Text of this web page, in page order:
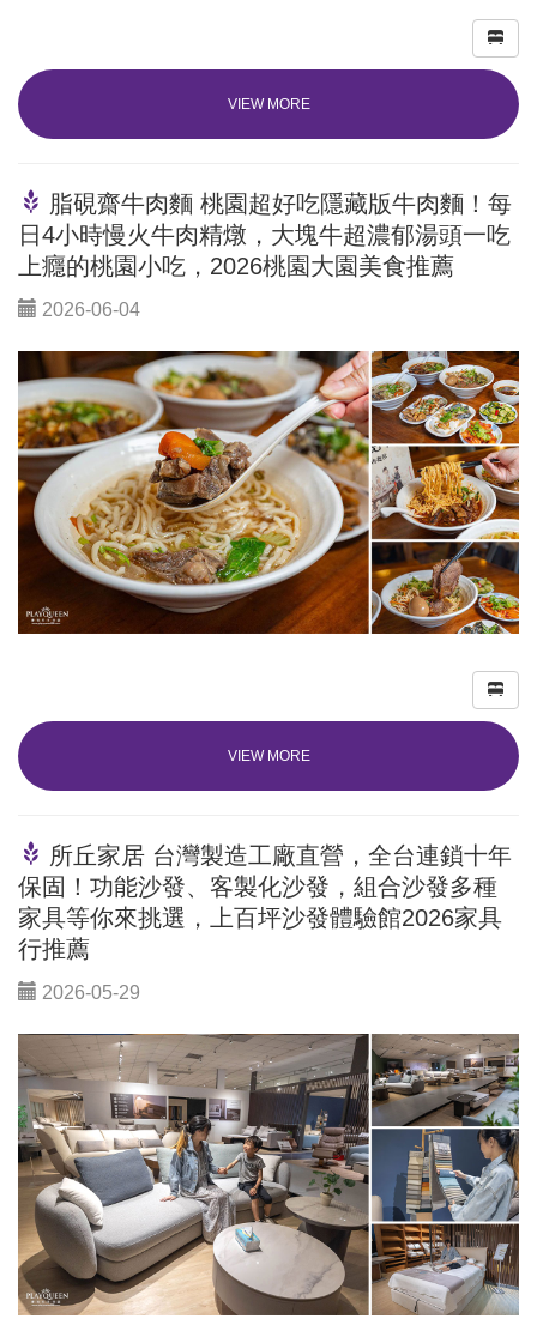
VIEW MORE
脂硯齋牛肉麵 桃園超好吃隱藏版牛肉麵！每
日4小時慢火牛肉精燉，大塊牛超濃郁湯頭一吃
上癮的桃園小吃，2026桃園大園美食推薦
2026-06-04
VIEW MORE
所丘家居 台灣製造工廠直營，全台連鎖十年
保固！功能沙發、客製化沙發，組合沙發多種
家具等你來挑選，上百坪沙發體驗館2026家具
行推薦
2026-05-29